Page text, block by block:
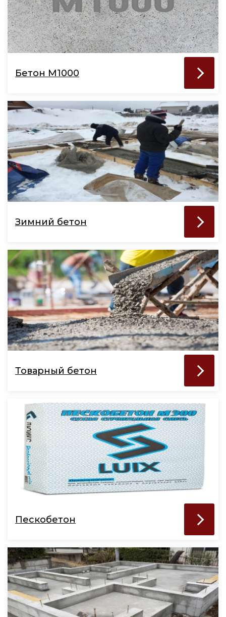
Бетон М1000
Зимний бетон
Товарный бетон
Пескобетон